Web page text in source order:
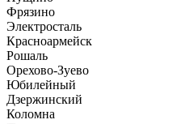
Фрязино
Электросталь
Красноармейск
Рошаль
Орехово-Зуево
Юбилейный
Дзержинский
Коломна